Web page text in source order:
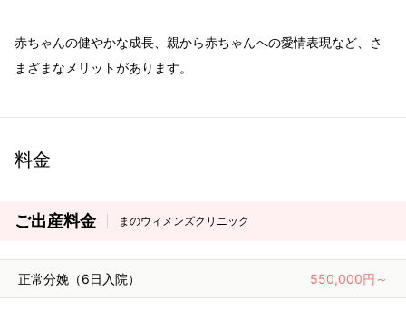
赤ちゃんの健やかな成長、親から赤ちゃんへの愛情表現など、さ
まざまなメリットがあります。
料金
ご出産料金 まのウィメンズクリニック
正常分娩（6日入院） 550,000円～